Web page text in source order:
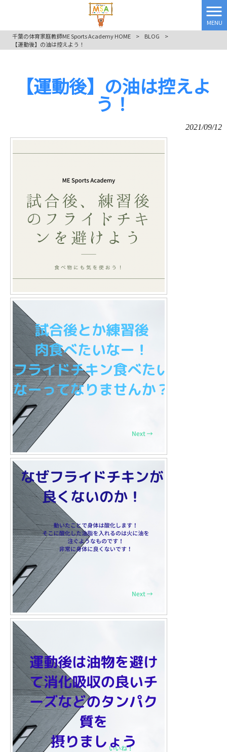
MENU
千葉の体育家庭教師ME Sports Academy HOME
> BLOG
>
【運動後】の油は控えよう！
【運動後】の油は控えよ
う！
2021/09/12